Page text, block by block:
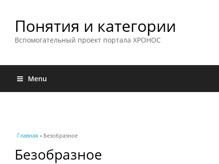
Понятия и категории
Вспомогательный проект портала ХРОНОС
Menu
Вы здесь
Главная » Безобразное
Безобразное